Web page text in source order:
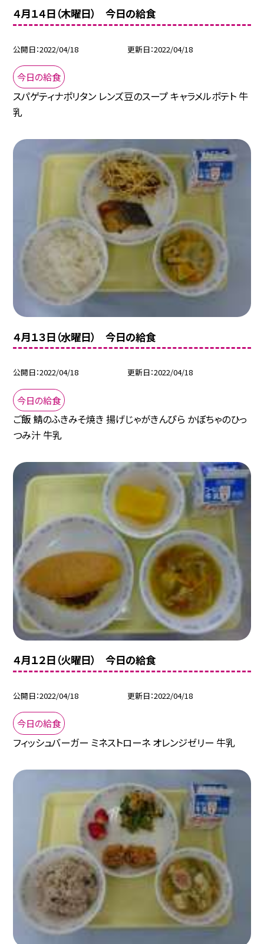
４月１４日（木曜日） 今日の給食
公開日 2022/04/18 更新日 2022/04/18
今日の給食
スパゲティナポリタン レンズ豆のスープ キャラメルポテト 牛
乳
４月１３日（水曜日） 今日の給食
公開日 2022/04/18 更新日 2022/04/18
今日の給食
ご飯 鯖のふきみそ焼き 揚げじゃがきんぴら かぼちゃのひっ
つみ汁 牛乳
４月１２日（火曜日） 今日の給食
公開日 2022/04/18 更新日 2022/04/18
今日の給食
フィッシュバーガー ミネストローネ オレンジゼリー 牛乳